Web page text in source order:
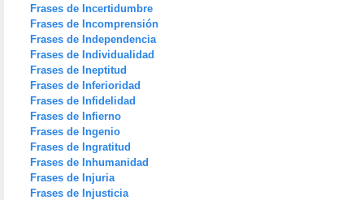
Frases de Incertidumbre
Frases de Incomprensión
Frases de Independencia
Frases de Individualidad
Frases de Ineptitud
Frases de Inferioridad
Frases de Infidelidad
Frases de Infierno
Frases de Ingenio
Frases de Ingratitud
Frases de Inhumanidad
Frases de Injuria
Frases de Injusticia